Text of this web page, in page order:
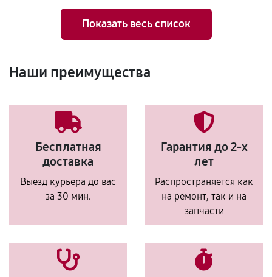
Показать весь список
Наши преимущества
Бесплатная
доставка
Выезд курьера до вас
за 30 мин.
Гарантия до 2-х
лет
Распространяется как
на ремонт, так и на
запчасти